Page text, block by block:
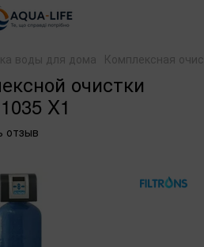
воды для дома Комплексная
очистки
X1
отзыв